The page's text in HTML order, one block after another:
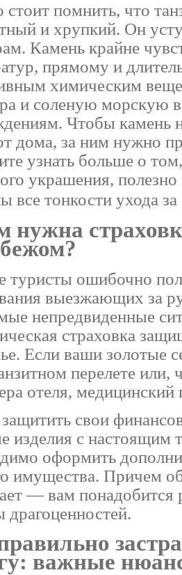
стоит помнить, что
и хрупкий. Он
Камень крайне
прямому и
химическим
и соленую морскую
Чтобы камень
дома, за ним нужно
узнать больше о
украшения, полезно
все тонкости ухода
нужна
туристы ошибочно
выезжающих за
непредвиденные
страховка
Если ваши золотые
перелете или,
отеля,
свои
изделия с настоящим
оформить
имущества. Причем
— вам
драгоценностей.
важные